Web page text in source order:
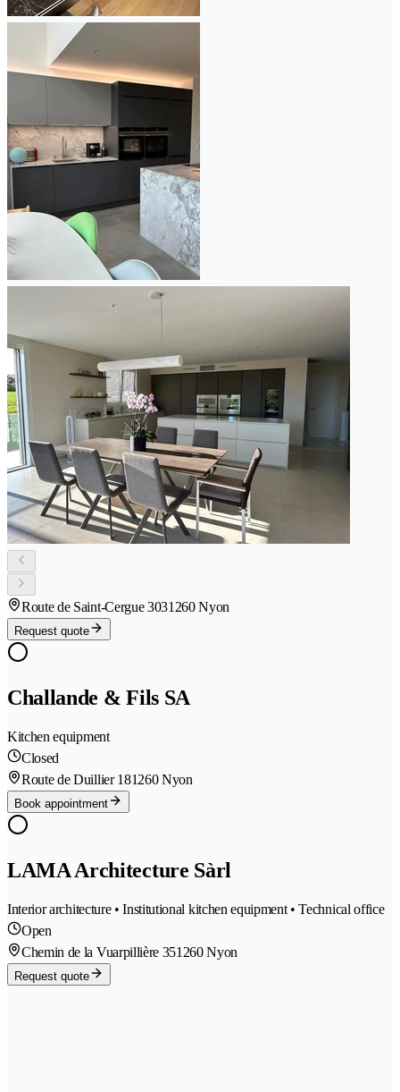
Route de Saint-Cergue 3031260 Nyon
Request quote
Challande & Fils SA
Kitchen equipment
Closed
Route de Duillier 181260 Nyon
Book appointment
LAMA Architecture Sàrl
Interior architecture • Institutional kitchen equipment • Technical office
Open
Chemin de la Vuarpillière 351260 Nyon
Request quote